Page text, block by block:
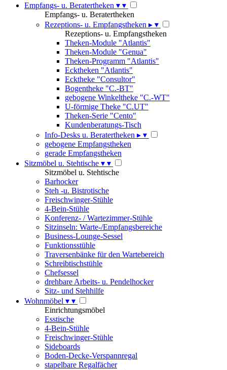
Empfangs- u. Beratertheken ▾ ▾
Empfangs- u. Beratertheken
Rezeptions- u. Empfangstheken ▸ ▾
Rezeptions- u. Empfangstheken
Theken-Module "Atlantis"
Theken-Module "Genua"
Theken-Programm "Atlantis"
Ecktheken "Atlantis"
Ecktheke "Consultor"
Bogentheke "C.-BT"
gebogene Winkeltheke "C.-WT"
U-förmige Theke "C.UT"
Theken-Serie "Cento"
Kundenberatungs-Tisch
Info-Desks u. Beratertheken ▸ ▾
gebogene Empfangstheken
gerade Empfangstheken
Sitzmöbel u. Stehtische ▾ ▾
Sitzmöbel u. Stehtische
Barhocker
Steh -u. Bistrotische
Freischwinger-Stühle
4-Bein-Stühle
Konferenz- / Wartezimmer-Stühle
Sitzinseln: Warte-/Empfangsbereiche
Business-Lounge-Sessel
Funktionsstühle
Traversenbänke für den Wartebereich
Schreibtischstühle
Chefsessel
drehbare Arbeits- u. Pendelhocker
Sitz- und Stehhilfe
Wohnmöbel ▾ ▾
Einrichtungsmöbel
Esstische
4-Bein-Stühle
Freischwinger-Stühle
Sideboards
Boden-Decke-Verspannregal
stapelbare Regalfächer